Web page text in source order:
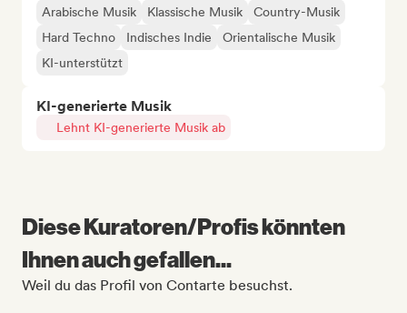
Arabische Musik Klassische Musik
Country-Musik
Hard Techno
Indisches Indie
Orientalische Musik
KI-unterstützt
KI-generierte Musik
Lehnt KI-generierte Musik ab
Diese Kuratoren/Profis könnten
Ihnen auch gefallen...
Weil du das Profil von Contarte besuchst.